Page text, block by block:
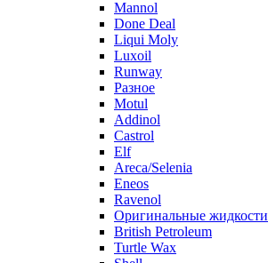
Mannol
Done Deal
Liqui Moly
Luxoil
Runway
Разное
Motul
Addinol
Castrol
Elf
Areca/Selenia
Eneos
Ravenol
Оригинальные жидкости
British Petroleum
Turtle Wax